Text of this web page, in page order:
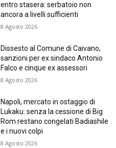
entro stasera: serbatoio non
ancora a livelli sufficienti
8 Agosto 2026
Dissesto al Comune di Caivano,
sanzioni per ex sindaco Antonio
Falco e cinque ex assessori
8 Agosto 2026
Napoli, mercato in ostaggio di
Lukaku: senza la cessione di Big
Rom restano congelati Badiashile
e i nuovi colpi
8 Agosto 2026